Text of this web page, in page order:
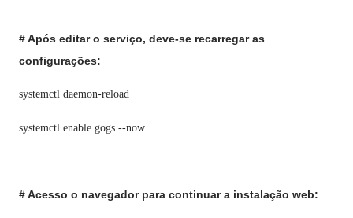
# Após editar o serviço, deve-se recarregar as
configurações:
systemctl daemon-reload
systemctl enable gogs --now
# Acesso o navegador para continuar a instalação web: